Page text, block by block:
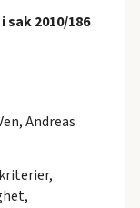
2010/186
Andreas